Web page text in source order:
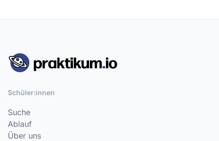
Schüler:innen
Suche
Ablauf
Über uns